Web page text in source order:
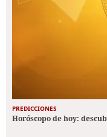
PREDICCIONES
Horóscopo de hoy: